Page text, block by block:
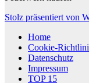
Stolz präsentiert von
Home
Cookie-
Datenschutz
Impressum
TOP 15